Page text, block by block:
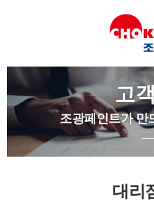
고
조광페인트가 만
대리